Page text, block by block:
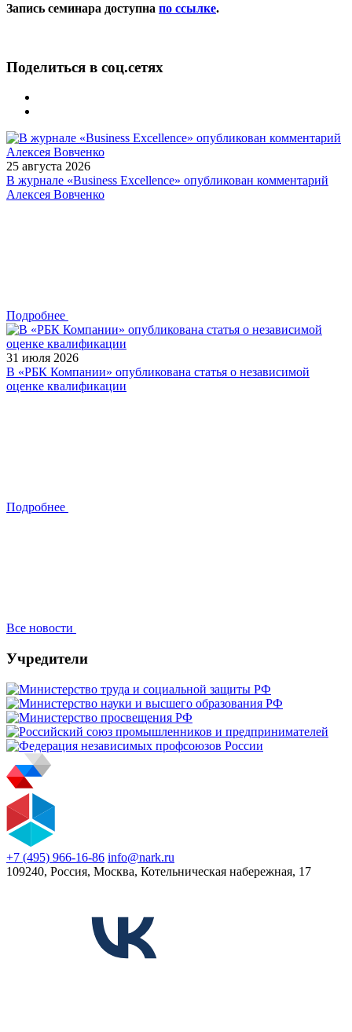
Запись семинара доступна по ссылке.
Поделиться в соц.сетях
25 августа 2026
В журнале «Business Excellence» опубликован комментарий
Алексея Вовченко
Подробнее
31 июля 2026
В «РБК Компании» опубликована статья о независимой
оценке квалификации
Подробнее
Все новости
Учредители
+7 (495) 966-16-86 info@nark.ru
109240, Россия, Москва, Котельническая набережная, 17